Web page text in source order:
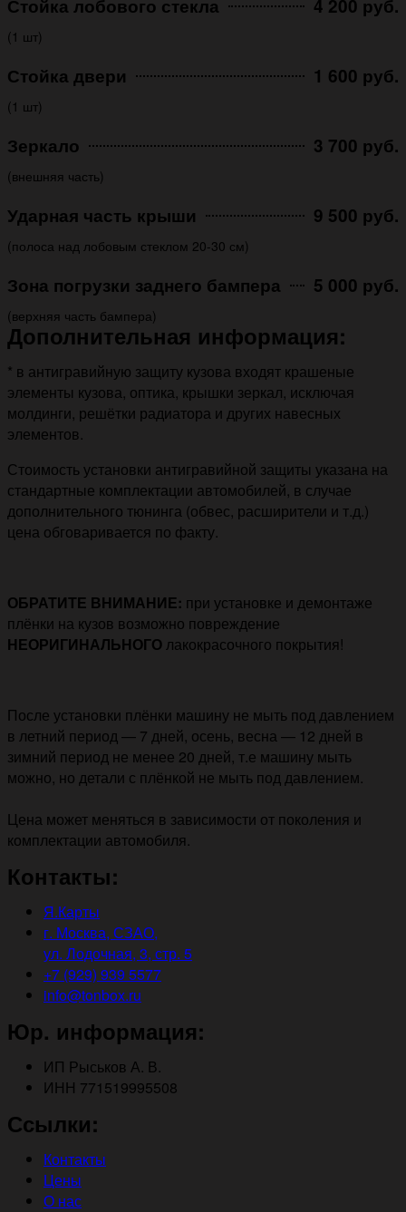
Стойка лобового стекла 4 200 руб.
(1 шт)
Стойка двери 1 600 руб.
(1 шт)
Зеркало 3 700 руб.
(внешняя часть)
Ударная часть крыши 9 500 руб.
(полоса над лобовым стеклом 20-30 см)
Зона погрузки заднего бампера 5 000 руб.
(верхняя часть бампера)
Дополнительная информация:
* в антигравийную защиту кузова входят крашеные
элементы кузова, оптика, крышки зеркал, исключая
молдинги, решётки радиатора и других навесных
элементов.
Стоимость установки антигравийной защиты указана на
стандартные комплектации автомобилей, в случае
дополнительного тюнинга (обвес, расширители и т.д.)
цена обговаривается по факту.
ОБРАТИТЕ ВНИМАНИЕ: при установке и демонтаже
плёнки на кузов возможно повреждение
НЕОРИГИНАЛЬНОГОлакокрасочного покрытия!
После установки плёнки машину не мыть под давлением
в летний период — 7 дней, осень, весна — 12 дней в
зимний период не менее 20 дней, т.е машину мыть
можно, но детали с плёнкой не мыть под давлением.
Цена может меняться в зависимости от поколения и
комплектации автомобиля.
Контакты:
Я.Карты
г. Москва, СЗАО,
ул. Лодочная, 3, стр. 5
+7 (929) 939 5577
info@tonbox.ru
Юр. информация:
ИП Рыськов А. В.
ИНН 771519995508
Ссылки:
Контакты
Цены
О нас